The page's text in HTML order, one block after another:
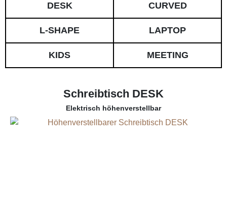
DESK CURVED
L-SHAPE LAPTOP
KIDS MEETING
Schreibtisch DESK
Elektrisch höhenverstellbar